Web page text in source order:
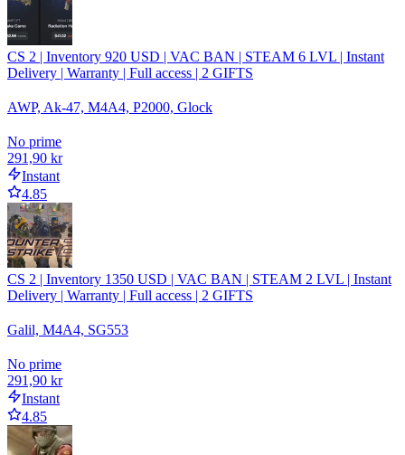
CS 2 | Inventory 920 USD | VAC BAN | STEAM 6 LVL | Instant
Delivery | Warranty | Full access | 2 GIFTS
AWP, Ak-47, M4A4, P2000, Glock
No prime
291,90 kr
Instant
4.85
CS 2 | Inventory 1350 USD | VAC BAN | STEAM 2 LVL | Instant
Delivery | Warranty | Full access | 2 GIFTS
Galil, M4A4, SG553
No prime
291,90 kr
Instant
4.85